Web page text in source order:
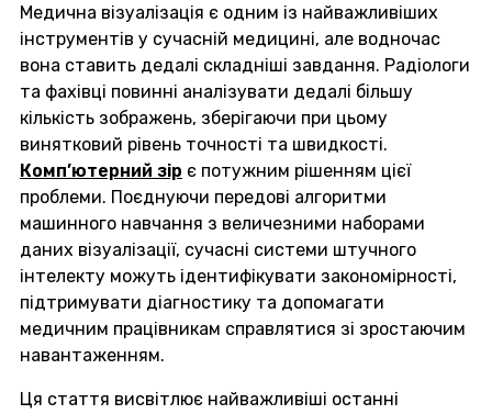
Медична візуалізація є одним із найважливіших
інструментів у сучасній медицині, але водночас
вона ставить дедалі складніші завдання. Радіологи
та фахівці повинні аналізувати дедалі більшу
кількість зображень, зберігаючи при цьому
винятковий рівень точності та швидкості.
Комп’ютерний зір є потужним рішенням цієї
проблеми. Поєднуючи передові алгоритми
машинного навчання з величезними наборами
даних візуалізації, сучасні системи штучного
інтелекту можуть ідентифікувати закономірності,
підтримувати діагностику та допомагати
медичним працівникам справлятися зі зростаючим
навантаженням.
Ця стаття висвітлює найважливіші останні